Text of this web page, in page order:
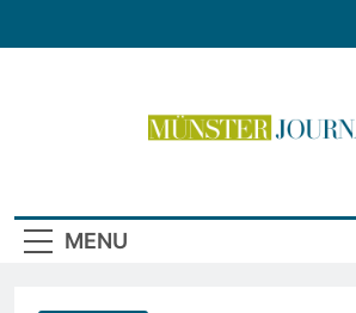
MENU